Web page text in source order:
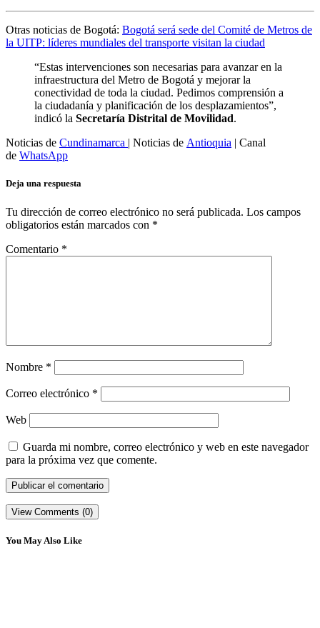
Otras noticias de Bogotá: Bogotá será sede del Comité de Metros de
la UITP: líderes mundiales del transporte visitan la ciudad
“Estas intervenciones son necesarias para avanzar en la
infraestructura del Metro de Bogotá y mejorar la
conectividad de toda la ciudad. Pedimos comprensión a
la ciudadanía y planificación de los desplazamientos”,
indicó la Secretaría Distrital de Movilidad.
Noticias de Cundinamarca | Noticias de Antioquia | Canal
de WhatsApp
Deja una respuesta
Tu dirección de correo electrónico no será publicada. Los campos
obligatorios están marcados con *
Comentario *
Nombre *
Correo electrónico *
Web
Guarda mi nombre, correo electrónico y web en este navegador
para la próxima vez que comente.
View Comments (0)
You May Also Like